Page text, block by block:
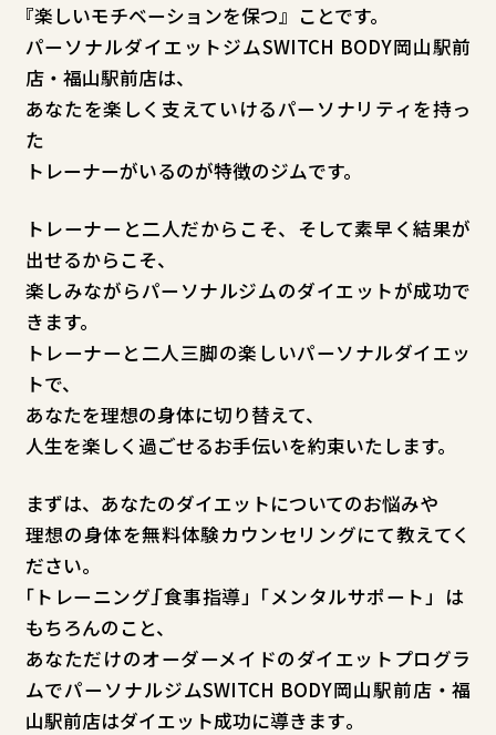
『楽しいモチベーションを保つ』ことです。
パーソナルダイエットジムSWITCH BODY岡山駅前
店・福山駅前店は、
あなたを楽しく支えていけるパーソナリティを持っ
た
トレーナーがいるのが特徴のジムです。
トレーナーと二人だからこそ、そして素早く結果が
出せるからこそ、
楽しみながらパーソナルジムのダイエットが成功で
きます。
トレーナーと二人三脚の楽しいパーソナルダイエッ
トで、
あなたを理想の身体に切り替えて、
人生を楽しく過ごせるお手伝いを約束いたします。
まずは、あなたのダイエットについてのお悩みや
理想の身体を無料体験カウンセリングにて教えてく
ださい。
「 トレーニング
」
「食事指導」 「メンタルサポート」は
もちろんのこと、
あなただけのオーダーメイドのダイエットプログラ
ムでパーソナルジムSWITCH BODY岡山駅前店・福
山駅前店はダイエット成功に導きます